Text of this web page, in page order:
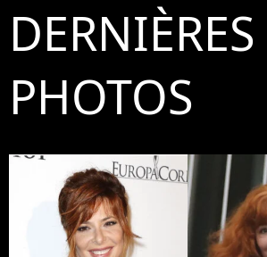
DERNIÈRES
PHOTOS